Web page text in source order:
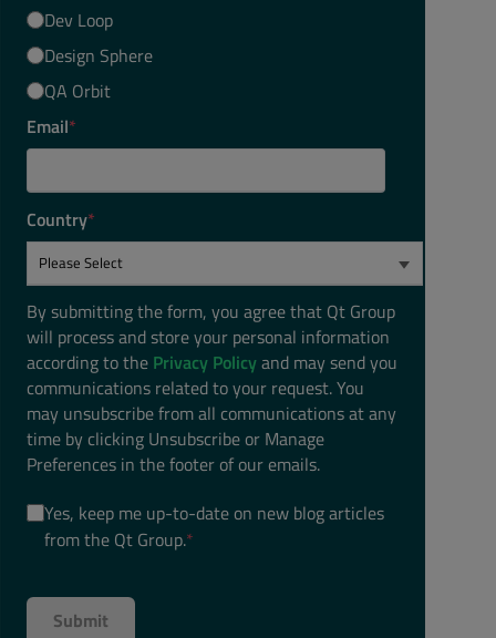
Dev Loop
Design Sphere
QA Orbit
Email*
Country*
By submitting the form, you agree that Qt Group
will process and store your personal information
according to the Privacy Policyand may send you
communications related to your request. You
may unsubscribe from all communications at any
time by clicking Unsubscribe or Manage
Preferences in the footer of our emails.
Yes, keep me up-to-date on new blog articles
from the Qt Group.*